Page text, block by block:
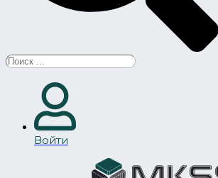
Search
Войти